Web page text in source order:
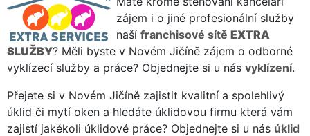
zájem i o jiné profesionální služby
naší franchisové sítě EXTRA
SLUŽBY? Měli byste v Novém Jičíně zájem o odborné
vyklízecí služby a práce? Objednejte si u nás vyklízení.
Přejete si v Novém Jičíně zajistit kvalitní a spolehlivý
úklid či mytí oken a hledáte úklidovou firmu která vám
zajistí jakékoli úklidové práce? Objednejte si u nás úklid